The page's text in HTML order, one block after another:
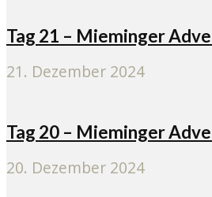
Tag 21 – Mieminger
21. Dezember 2024
Tag 20 – Mieminger
20. Dezember 2024